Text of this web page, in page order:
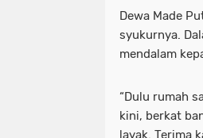
Dewa Made
syukurnya.
mendalam
“Dulu rumah
kini, berkat
layak. Terima